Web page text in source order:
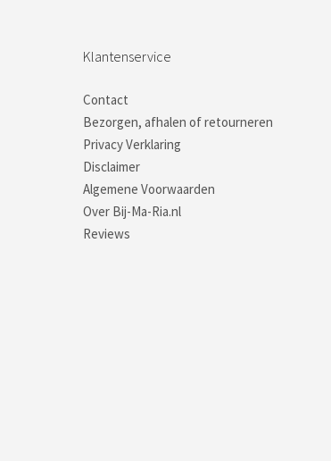
Klantenservice
Contact
Bezorgen, afhalen of retourneren
Privacy Verklaring
Disclaimer
Algemene Voorwaarden
Over Bij-Ma-Ria.nl
Reviews